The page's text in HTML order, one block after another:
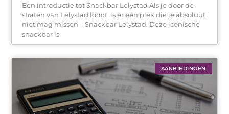
Een introductie tot Snackbar Lelystad Als je door de
straten van Lelystad loopt, is er één plek die je absoluut
niet mag missen – Snackbar Lelystad. Deze iconische
snackbar is
AANBIEDINGEN